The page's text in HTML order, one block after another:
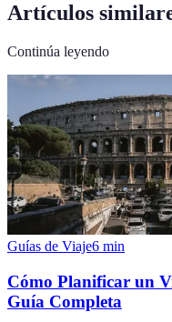
Artículos
Continúa leyendo
Guías de Viaje6 min
Cómo Planificar un
Guía Completa